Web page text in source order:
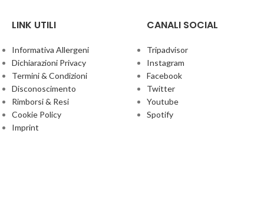
LINK UTILI
Informativa Allergeni
Dichiarazioni Privacy
Termini & Condizioni
Disconoscimento
Rimborsi & Resi
Cookie Policy
Imprint
CANALI SOCIAL
Tripadvisor
Instagram
Facebook
Twitter
Youtube
Spotify